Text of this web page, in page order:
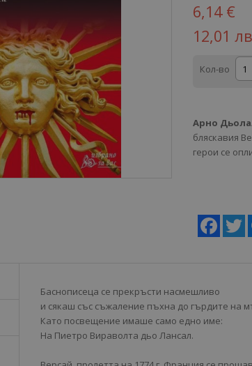
6,14 €
12,01
Кол-во
Арно
бляскавия
герои се
Баснописеца се прекръсти насмешливо
и сякаш със съжаление пъхна до гърдите на
Като посвещение имаше само едно име:
На Пиетро Вираволта дьо Лансал.